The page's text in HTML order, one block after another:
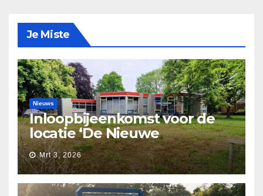
Je Miste
Nieuws
Inloopbijeenkomst voor de
locatie ‘De Nieuwe
Waarborg’
Mrt 3, 2026